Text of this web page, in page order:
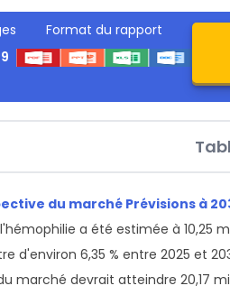
Format du rapport
du marché Prévisions à
a été estimée à 10,25
d'environ 6,35 % entre 2025 et
marché devrait atteindre 20,17